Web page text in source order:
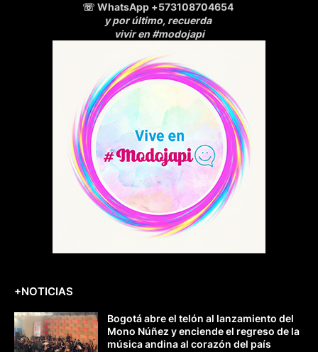
☏ WhatsApp +573108704654
y por último, recuerda
vivir en #modojapi
+NOTICIAS
Bogotá abre el telón al lanzamiento del
Mono Núñez y enciende el regreso de la
música andina al corazón del país